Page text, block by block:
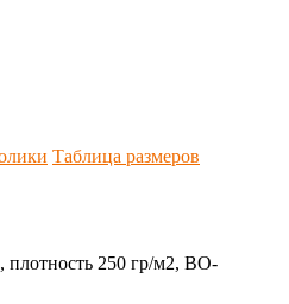
Таблица размеров
250 гр/м2, ВО-